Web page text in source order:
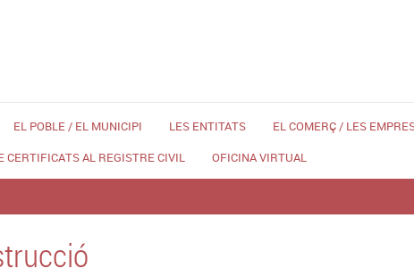
EL POBLE / EL MUNICIPI LES ENTITATS EL COMERÇ / LES
CERTIFICATS AL REGISTRE CIVIL OFICINA VIRTUAL